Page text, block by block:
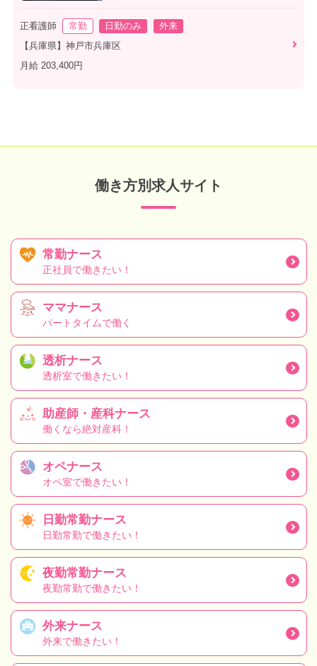
正看護師 常勤 日勤のみ
外来
【兵庫県】神戸市兵庫区
月給 203,400円
働き方別求人サイト
常勤ナース
正社員で働きたい！
ママナース
パートタイムで働く
透析ナース
透析室で働きたい！
助産師・産科ナース
働くなら絶対産科！
オペナース
オペ室で働きたい！
日勤常勤ナース
日勤常勤で働きたい！
夜勤常勤ナース
夜勤常勤で働きたい！
外来ナース
外来で働きたい！